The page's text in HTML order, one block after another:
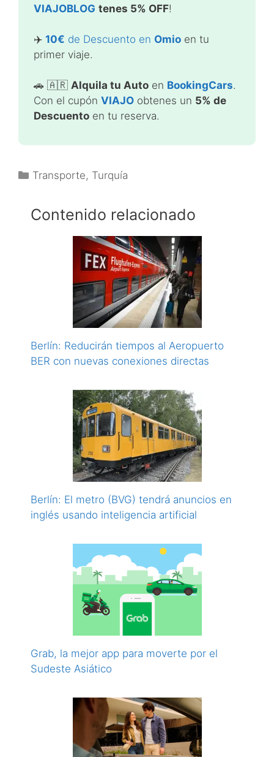
VIAJOBLOG tenes 5% OFF!
✈️ 10€ de Descuento en Omio en tu
primer viaje.
🚗 🇦🇷 Alquila tu Auto en BookingCars.
Con el cupón VIAJO obtenes un 5% de
Descuento en tu reserva.
Categorías
Transporte, Turquía
Contenido relacionado
Berlín: Reducirán tiempos al Aeropuerto
BER con nuevas conexiones directas
Berlín: El metro (BVG) tendrá anuncios en
inglés usando inteligencia artificial
Grab, la mejor app para moverte por el
Sudeste Asiático